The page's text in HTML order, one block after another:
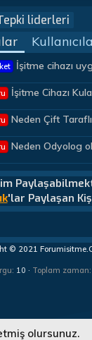
liderleri
İşitme cihazı
İşitme Cihazı
Neden Çift
Neden Odyolog
'lar Paylaşan
© 2021
10 Toplam zaman
olursunuz.